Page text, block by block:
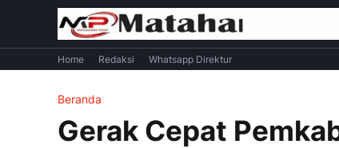
Home Redaksi Whatsapp Direktur
Beranda
Gerak Cepat